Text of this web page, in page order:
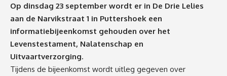
Op dinsdag 23 september wordt er in De Drie Lelies
aan de Narvikstraat 1 in Puttershoek een
informatiebijeenkomst gehouden over het
Levenstestament, Nalatenschap en
Uitvaartverzorging.
Tijdens de bijeenkomst wordt uitleg gegeven over